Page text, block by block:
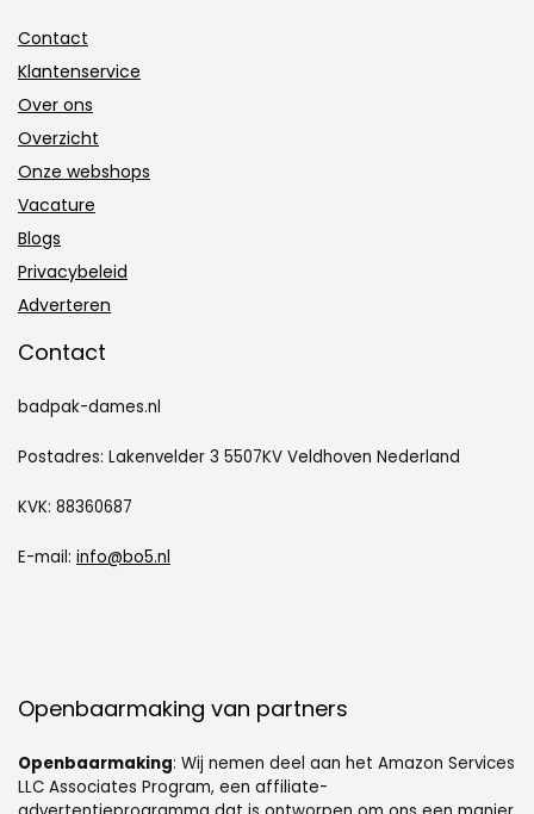
Contact
Klantenservice
Over ons
Overzicht
Onze webshops
Vacature
Blogs
Privacybeleid
Adverteren
Contact
badpak-dames.nl
Postadres: Lakenvelder 3 5507KV Veldhoven Nederland
KVK: 88360687
E-mail: info@bo5.nl
Openbaarmaking van partners
Openbaarmaking: Wij nemen deel aan het Amazon Services
LLC Associates Program, een affiliate-